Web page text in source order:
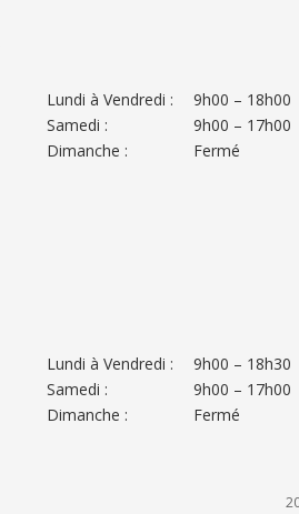
Lundi à Vendredi :
Samedi :
Dimanche :
9h00 – 18h00
9h00 – 17h00
Fermé
Lundi à Vendredi :
Samedi :
Dimanche :
9h00 – 18h30
9h00 – 17h00
Fermé